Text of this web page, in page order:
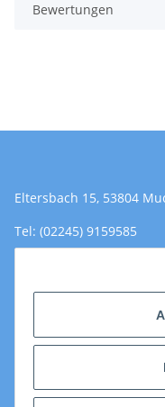
Bewertungen
Eltersbach 15, 53804
Tel: (02245) 9159585
Email:
Öffnungszeiten (Mo-Fr.)